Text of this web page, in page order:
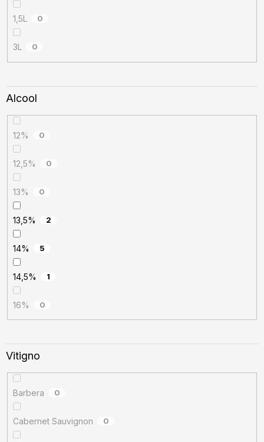
1,5L 0
3L 0
Alcool
12% 0
12,5% 0
13% 0
13,5% 2
14% 5
14,5% 1
16% 0
Vitigno
Barbera 0
Cabernet Sauvignon 0